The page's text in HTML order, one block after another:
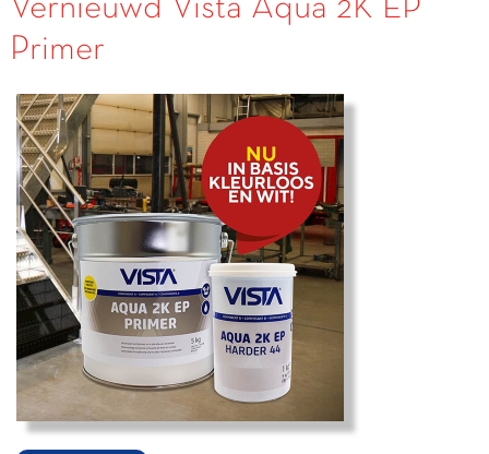
Vernieuwd Vista Aqua 2K EP
Primer